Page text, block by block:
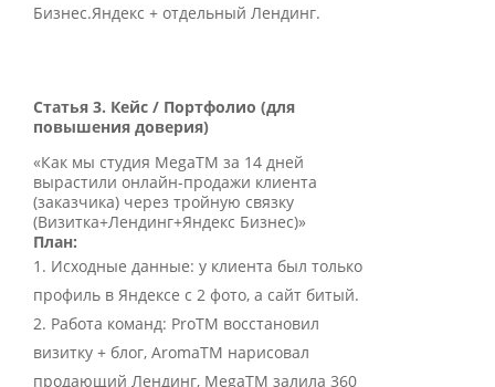
Бизнес.Яндекс + отдельный Лендинг.
Статья 3. Кейс / Портфолио (для
повышения доверия)
«Как мы студия MegaTM за 14 дней
вырастили онлайн-продажи клиента
(заказчика) через тройную связку
(Визитка+Лендинг+Яндекс Бизнес)»
План:
Исходные данные: у клиента был только
профиль в Яндексе с 2 фото, а сайт битый.
Работа команд: ProTM восстановил
визитку + блог, AromaTM нарисовал
продающий Лендинг, MegaTM залила 360